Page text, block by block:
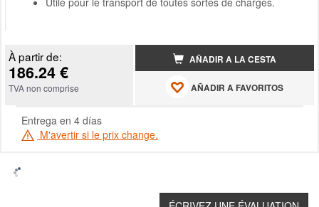
À partir de:
186.24 €
TVA non comprise
AÑADIR A LA CESTA
AÑADIR A FAVORITOS
Entrega en 4 días
M'avertir si le prix change.